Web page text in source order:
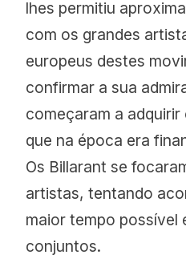
lhes permitiu
com os grandes
europeus destes
confirmar a sua
começaram a
que na época era
Os Billarant se
artistas, tentando
maior tempo possível
conjuntos.